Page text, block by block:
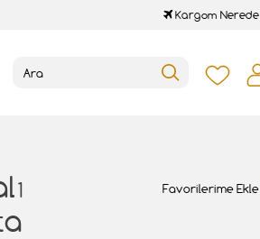
Kargom Nerede
Favorilerime Ekle